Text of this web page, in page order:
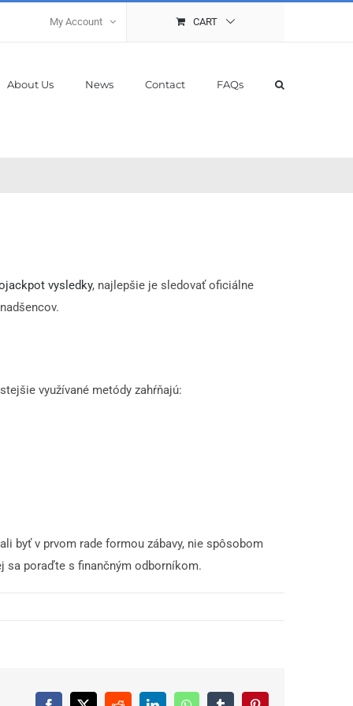
My Account CART
About Us News Contact FAQs
vysledky, najlepšie je sledovať oficiálne
využívané metódy zahŕňajú:
byť v prvom rade formou zábavy, nie spôsobom
sa poraďte s finančným odborníkom.